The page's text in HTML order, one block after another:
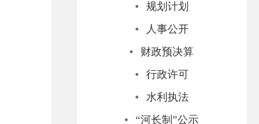
规划计划
人事公开
财政预决算
行政许可
水利执法
“河长制”公示